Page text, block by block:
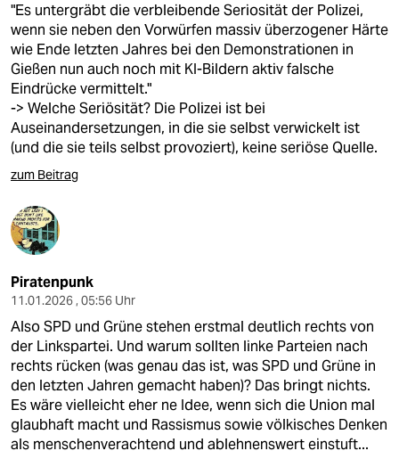
"Es untergräbt die verbleibende Seriosität der Polizei,
wenn sie neben den Vorwürfen massiv überzogener Härte
wie Ende letzten Jahres bei den Demonstrationen in
Gießen nun auch noch mit KI-Bildern aktiv falsche
Eindrücke vermittelt."
-> Welche Seriösität? Die Polizei ist bei
Auseinandersetzungen, in die sie selbst verwickelt ist
(und die sie teils selbst provoziert), keine seriöse Quelle.
zum Beitrag
Piratenpunk
11.01.2026 , 05:56 Uhr
Also SPD und Grüne stehen erstmal deutlich rechts von
der Linkspartei. Und warum sollten linke Parteien nach
rechts rücken (was genau das ist, was SPD und Grüne in
den letzten Jahren gemacht haben)? Das bringt nichts.
Es wäre vielleicht eher ne Idee, wenn sich die Union mal
glaubhaft macht und Rassismus sowie völkisches Denken
als menschenverachtend und ablehnenswert einstuft...